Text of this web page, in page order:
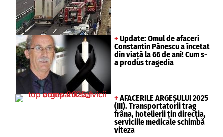
+ Update: Omul de afaceri
Constantin Pănescu a încetat
din viață la 66 de ani! Cum s-
a produs tragedia
+ AFACERILE ARGEȘULUI 2025
(III). Transportatorii trag
frâna, hotelierii țin direcția,
serviciile medicale schimbă
viteza